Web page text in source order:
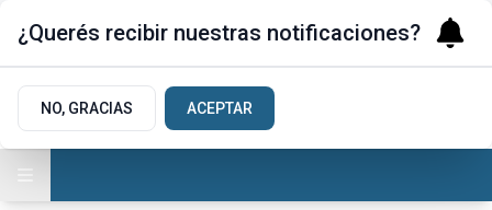
¿Querés recibir nuestras notificaciones?
NO, GRACIAS ACEPTAR